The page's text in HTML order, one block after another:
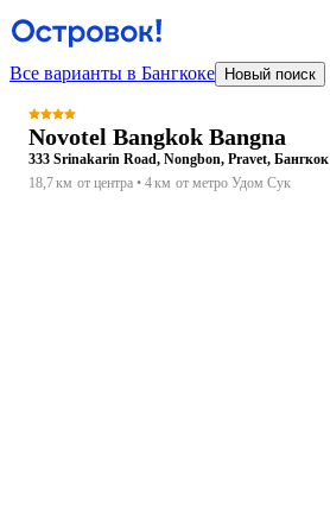
Все варианты в Бангкоке Новый поиск
Novotel Bangkok Bangna
333 Srinakarin Road, Nongbon, Pravet, Бангкок
18,7 км от центра 4 км от метро Удом Сук